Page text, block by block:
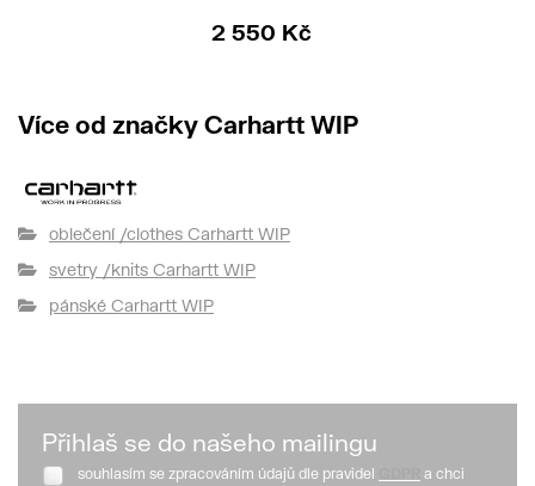
2 550 Kč
Více od značky Carhartt WIP
oblečení /clothes Carhartt WIP
svetry /knits Carhartt WIP
pánské Carhartt WIP
Přihlaš se do našeho mailingu
souhlasím se zpracováním údajů dle pravidel
a chci